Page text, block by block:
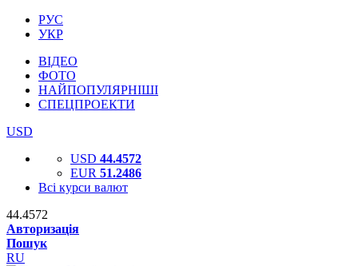
РУС
УКР
ВІДЕО
ФОТО
НАЙПОПУЛЯРНІШІ
СПЕЦПРОЕКТИ
USD
USD 44.4572
EUR 51.2486
Всі курси валют
44.4572
Авторизація
Пошук
RU